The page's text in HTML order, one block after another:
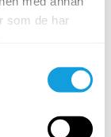
som de har